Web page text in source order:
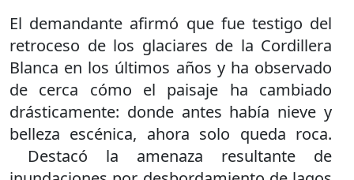
El demandante afirmó que fue testigo del
retroceso de los glaciares de la Cordillera
Blanca en los últimos años y ha observado
de cerca cómo el paisaje ha cambiado
drásticamente: donde antes había nieve y
belleza escénica, ahora solo queda roca.
Destacó la amenaza resultante de